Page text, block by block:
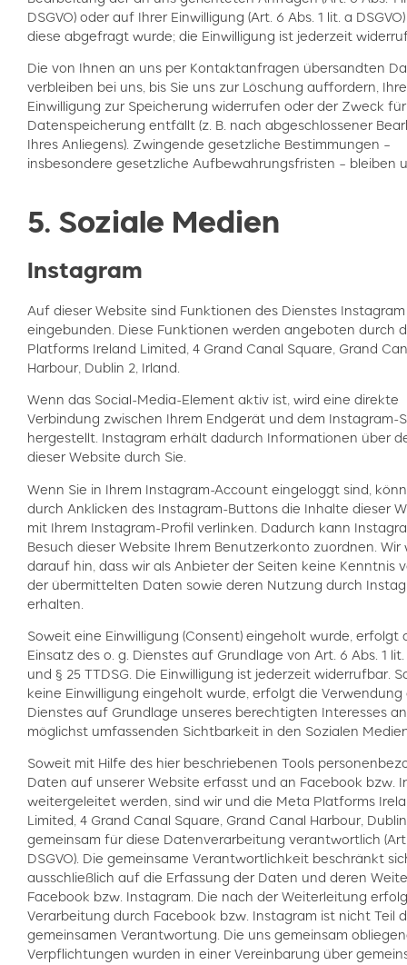
DSGVO) oder auf Ihrer Einwilligung (Art. 6 Abs. 1 lit. a
diese abgefragt wurde; die Einwilligung ist jederzeit
Die von Ihnen an uns per Kontaktanfragen übersandten
verbleiben bei uns, bis Sie uns zur Löschung auffordern, Ihre
Einwilligung zur Speicherung widerrufen oder der Zweck
Datenspeicherung entfällt (z. B. nach abgeschlossener
Ihres Anliegens). Zwingende gesetzliche Bestimmungen –
insbesondere gesetzliche Aufbewahrungsfristen – bleiben
5. Soziale Medien
Instagram
Auf dieser Website sind Funktionen des Dienstes Instagram
eingebunden. Diese Funktionen werden angeboten durch
Platforms Ireland Limited, 4 Grand Canal Square, Grand
Harbour, Dublin 2, Irland.
Wenn das Social-Media-Element aktiv ist, wird eine direkte
Verbindung zwischen Ihrem Endgerät und dem Instagram-
hergestellt. Instagram erhält dadurch Informationen über
dieser Website durch Sie.
Wenn Sie in Ihrem Instagram-Account eingeloggt sind,
durch Anklicken des Instagram-Buttons die Inhalte dieser
mit Ihrem Instagram-Profil verlinken. Dadurch kann
Besuch dieser Website Ihrem Benutzerkonto zuordnen. Wir
darauf hin, dass wir als Anbieter der Seiten keine Kenntnis
der übermittelten Daten sowie deren Nutzung durch
erhalten.
Soweit eine Einwilligung (Consent) eingeholt wurde, erfolgt
Einsatz des o. g. Dienstes auf Grundlage von Art. 6 Abs. 1 lit.
und § 25 TTDSG. Die Einwilligung ist jederzeit widerrufbar.
keine Einwilligung eingeholt wurde, erfolgt die Verwendung
Dienstes auf Grundlage unseres berechtigten Interesses
möglichst umfassenden Sichtbarkeit in den Sozialen
Soweit mit Hilfe des hier beschriebenen Tools
Daten auf unserer Website erfasst und an Facebook bzw.
weitergeleitet werden, sind wir und die Meta Platforms
Limited, 4 Grand Canal Square, Grand Canal Harbour,
gemeinsam für diese Datenverarbeitung verantwortlich
DSGVO). Die gemeinsame Verantwortlichkeit beschränkt
ausschließlich auf die Erfassung der Daten und deren
Facebook bzw. Instagram. Die nach der Weiterleitung
Verarbeitung durch Facebook bzw. Instagram ist nicht Teil
gemeinsamen Verantwortung. Die uns gemeinsam
Verpflichtungen wurden in einer Vereinbarung über